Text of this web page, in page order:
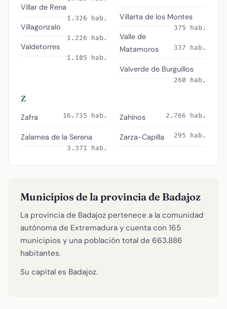
Villar de Rena
1.326 hab.
Villagonzalo
1.226 hab.
Valdetorres
1.105 hab.
Villarta de los Montes
375 hab.
Valle de
Matamoros
337 hab.
Valverde de Burguillos
260 hab.
Z
Zafra 16.735 hab.
Zalamea de la Serena
3.371 hab.
Zahínos 2.766 hab.
Zarza-Capilla 295 hab.
Municipios de la provincia de Badajoz
La provincia de Badajoz pertenece a la comunidad
autónoma de Extremadura y cuenta con 165
municipios y una población total de 663.886
habitantes.
Su capital es Badajoz.